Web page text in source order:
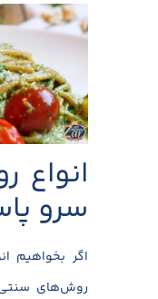
سرو
اگر بخواهیم
روش‌های سنتی